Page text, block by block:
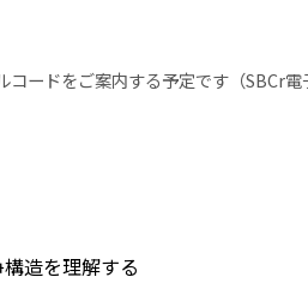
ードをご案内する予定です（SBCr
造を理解する